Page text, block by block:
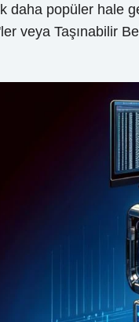
daha popüler hale
veya Taşınabilir